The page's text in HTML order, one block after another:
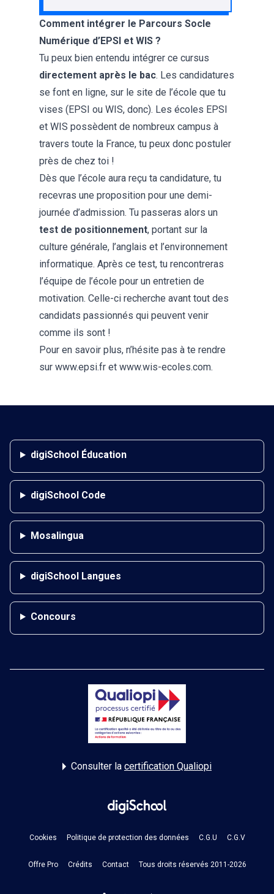
Comment intégrer le Parcours Socle
Numérique d’EPSI et WIS ?
Tu peux bien entendu intégrer ce cursus
directement après le bac. Les candidatures
se font en ligne, sur le site de l’école que tu
vises (EPSI ou WIS, donc). Les écoles EPSI
et WIS possèdent de nombreux campus à
travers toute la France, tu peux donc postuler
près de chez toi !
Dès que l’école aura reçu ta candidature, tu
recevras une proposition pour une demi-
journée d’admission. Tu passeras alors un
test de positionnement, portant sur la
culture générale, l’anglais et l’environnement
informatique. Après ce test, tu rencontreras
l’équipe de l’école pour un entretien de
motivation. Celle-ci recherche avant tout des
candidats passionnés qui peuvent venir
comme ils sont !
Pour en savoir plus, n’hésite pas à te rendre
sur www.epsi.fr et www.wis-ecoles.com.
digiSchool Éducation
digiSchool Code
Mosalingua
digiSchool Langues
Concours
Consulter la certification Qualiopi
Cookies Politique de protection des données C.G.U C.G.V
Offre Pro Crédits Contact Tous droits réservés 2011-2026